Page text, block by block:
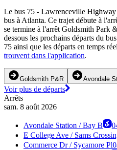
Le bus 75 - Lawrenceville
bus à Atlanta. Ce trajet débute à
se termine à l'arrêt Goldsmith Park
dessous les prochains départs du
75 ainsi que les départs en temps
trouvent dans l'application.
Goldsmith P&R Avondale
Voir plus de départs
Arrêts
sam. 8 août 2026
Avondale Station / Bay B
E College Ave / Sams
Commerce Dr / Sycamore Pl